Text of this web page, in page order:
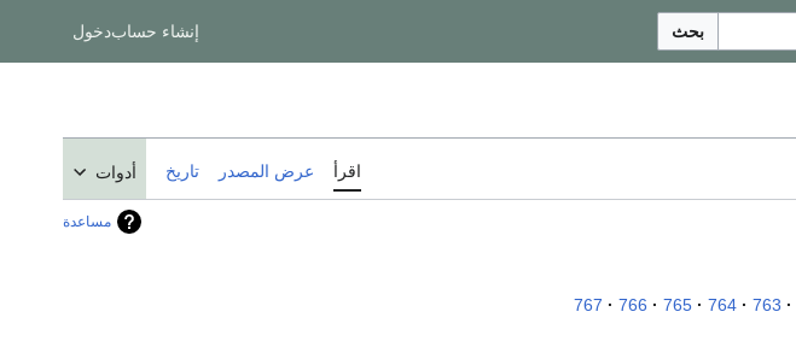
بحث إنشاء حسابدخول
اقرأ عرض المصدر تاريخ أدوات
مساعدة
763
764
765
766
767